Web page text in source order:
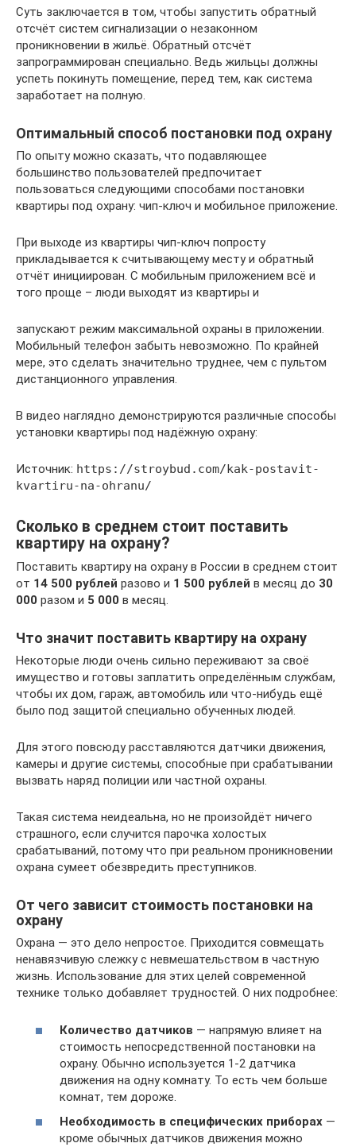
Суть заключается в том, чтобы запустить обратный
отсчёт систем сигнализации о незаконном
проникновении в жильё. Обратный отсчёт
запрограммирован специально. Ведь жильцы должны
успеть покинуть помещение, перед тем, как система
заработает на полную.
Оптимальный способ постановки под охрану
По опыту можно сказать, что подавляющее
большинство пользователей предпочитает
пользоваться следующими способами постановки
квартиры под охрану: чип-ключ и мобильное приложение.
При выходе из квартиры чип-ключ попросту
прикладывается к считывающему месту и обратный
отчёт инициирован. С мобильным приложением всё и
того проще – люди выходят из квартиры и
запускают режим максимальной охраны в приложении.
Мобильный телефон забыть невозможно. По крайней
мере, это сделать значительно труднее, чем с пультом
дистанционного управления.
В видео наглядно демонстрируются различные способы
установки квартиры под надёжную охрану:
Источник: https://stroybud.com/kak-postavit-
kvartiru-na-ohranu/
Сколько в среднем стоит поставить
квартиру на охрану?
Поставить квартиру на охрану в России в среднем стоит
от 14 500 рублей разово и 1 500 рублей в месяц до 30
000 разом и 5 000 в месяц.
Что значит поставить квартиру на охрану
Некоторые люди очень сильно переживают за своё
имущество и готовы заплатить определённым службам,
чтобы их дом, гараж, автомобиль или что-нибудь ещё
было под защитой специально обученных людей.
Для этого повсюду расставляются датчики движения,
камеры и другие системы, способные при срабатывании
вызвать наряд полиции или частной охраны.
Такая система неидеальна, но не произойдёт ничего
страшного, если случится парочка холостых
срабатываний, потому что при реальном проникновении
охрана сумеет обезвредить преступников.
От чего зависит стоимость постановки на
охрану
Охрана — это дело непростое. Приходится совмещать
ненавязчивую слежку с невмешательством в частную
жизнь. Использование для этих целей современной
технике только добавляет трудностей. О них подробнее:
Количество датчиков — напрямую влияет на
стоимость непосредственной постановки на
охрану. Обычно используется 1-2 датчика
движения на одну комнату. То есть чем больше
комнат, тем дороже.
Необходимость в специфических приборах —
кроме обычных датчиков движения можно